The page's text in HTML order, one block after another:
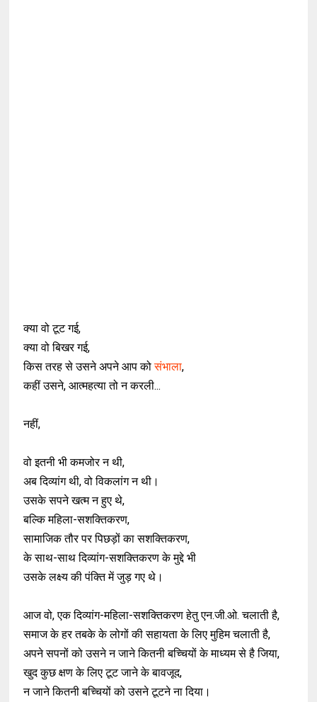
क्या वो टूट गई,
क्या वो बिखर गई,
किस तरह से उसने अपने आप कोसंभाला,
कहीं उसने, आत्महत्या तो न करली...
नहीं,
वो इतनी भी कमजोर न थी,
अब दिव्यांग थी, वो विकलांग न थी।
उसके सपने खत्म न हुए थे,
बल्कि महिला-सशक्तिकरण,
सामाजिक तौर पर पिछड़ों का सशक्तिकरण,
के साथ-साथ दिव्यांग-सशक्तिकरण के मुद्दे भी
उसके लक्ष्य की पंक्ति में जुड़ गए थे।
आज वो, एक दिव्यांग-महिला-सशक्तिकरण हेतु एन.जी.ओ. चलाती है,
समाज के हर तबके के लोगों की सहायता के लिए मुहिम चलाती है,
अपने सपनों को उसने न जाने कितनी बच्चियों के माध्यम से है जिया,
खुद कुछ क्षण के लिए टूट जाने के बावजूद,
न जाने कितनी बच्चियों को उसने टूटने ना दिया।